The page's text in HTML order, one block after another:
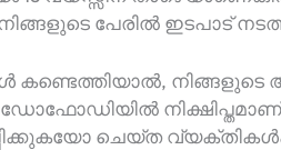
പേരിൽ ഇടപാട്
കണ്ടെത്തിയാൽ,
ചെയ്ത